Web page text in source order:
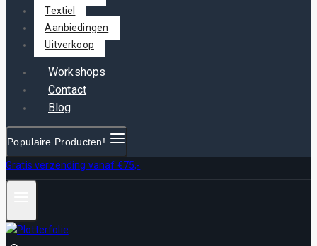
Textiel
Aanbiedingen
Uitverkoop
Workshops
Contact
Blog
Populaire Producten!
Gratis verzending vanaf €75,-